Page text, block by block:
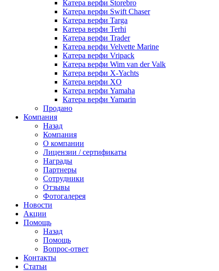
Катера верфи Storebro
Катера верфи Swift Chaser
Катера верфи Targa
Катера верфи Terhi
Катера верфи Trader
Катера верфи Velvette Marine
Катера верфи Vripack
Катера верфи Wim van der Valk
Катера верфи X-Yachts
Катера верфи XO
Катера верфи Yamaha
Катера верфи Yamarin
Продано
Компания
Назад
Компания
О компании
Лицензии / сертификаты
Награды
Партнеры
Сотрудники
Отзывы
Фотогалерея
Новости
Акции
Помощь
Назад
Помощь
Вопрос-ответ
Контакты
Статьи